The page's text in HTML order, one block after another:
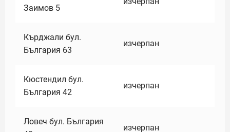
Заимов 5
Кърджали бул.
България 63
изчерпан
Кюстендил бул.
България 42
изчерпан
Ловеч бул. България
изчерпан